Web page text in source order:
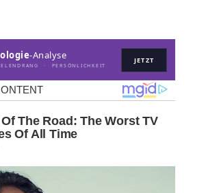
-Analyse
· PERSÖNLICHKEIT
JETZT